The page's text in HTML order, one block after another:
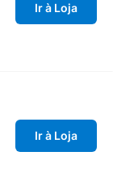
Ir à Loja
Ir à Loja